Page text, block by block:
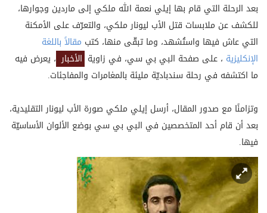
بعد الرحلة التي قام بها إيلي نعمة الله ملكي إلى ماردين وجوارها،
للكشف عن ملابسات قتل الأب ليونار ملكي، والتعرّف على الأمكنة
التي عاش فيها واستُشهد، وما تبقّى منها، كتب مقالاً باللغة
الإنكليزية ، على صفحة البي بي سي، في زاوية الأخبار ، يعرض فيه
ما اكتشفه في رحلة سندباديّة مليئة بالمغامرات والمفاجئات.
وتزامنًا مع صدور المقال، أرسل إيلي ملكي صورة الأب ليونار التقليدية،
بعد أن قام أحد المتخصصين في البي بي سي بوضع الألوان الأساسيّة
فيها.